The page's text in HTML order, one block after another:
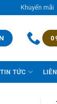
Khuyến mãi
TIN TỨC